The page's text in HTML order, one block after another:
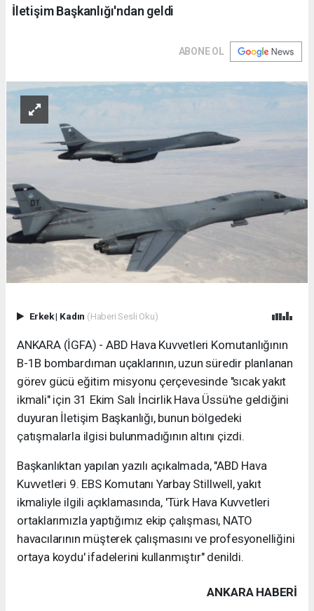
İletişim Başkanlığı'ndan geldi
ABONE OL
Erkek| Kadın (Haberi Sesli Oku)
ANKARA (İGFA) - ABD Hava Kuvvetleri Komutanlığının
B-1B bombardıman uçaklarının, uzun süredir planlanan
görev gücü eğitim misyonu çerçevesinde "sıcak yakıt
ikmali" için 31 Ekim Salı İncirlik Hava Üssü'ne geldiğini
duyuran İletişim Başkanlığı, bunun bölgedeki
çatışmalarla ilgisi bulunmadığının altını çizdi.
Başkanlıktan yapılan yazılı açıkalmada, "ABD Hava
Kuvvetleri 9. EBS Komutanı Yarbay Stillwell, yakıt
ikmaliyle ilgili açıklamasında, 'Türk Hava Kuvvetleri
ortaklarımızla yaptığımız ekip çalışması, NATO
havacılarının müşterek çalışmasını ve profesyonelliğini
ortaya koydu' ifadelerini kullanmıştır" denildi.
ANKARA HABERİ